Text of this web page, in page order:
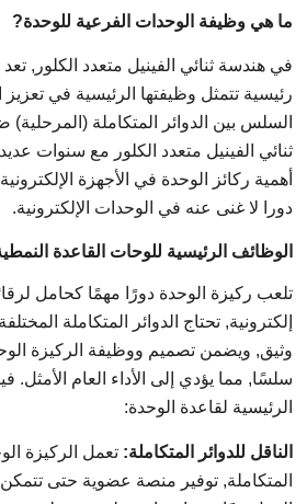
ما هي وظيفة الوحدات الفرعية للوحدة?
في هندسة ثنائي الفينيل متعدد الكلور, تعد
رئيسية تتمثل وظيفتها الرئيسية في تعزيز
السلس بين الدوائر المتكاملة
ثنائي الفينيل متعدد الكلور مع سنوات
أهمية ركائز الوحدة في الأجهزة
دورا لا غنى عنه في الوحدات الإلكترونية.
الوظائف الرئيسية للوحات القاعدة
تلعب ركيزة الوحدة دورًا مهمًا كحامل
إلكترونية, تحتاج الدوائر المتكاملة
وثيق, ويضمن تصميم ووظيفة الركيزة
سلسًا, مما يؤدي إلى الأداء العام الأمثل.
الرئيسية لقاعدة الوحدة:
الناقل للدوائر المتكاملة: تعمل الركيزة
المتكاملة, توفير منصة عضوية حتى